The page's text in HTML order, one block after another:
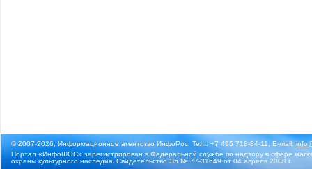
© 2007-2026, Информационное агентство ИнфоРос. Тел.: +7 495 718-84-11, E-mail:
Портал «ИнфоШОС» зарегистрирован в Федеральной службе по надзору в сфере
охраны культурного наследия. Свидетельство Эл № 77-31649 от 04 апреля 2008 г.